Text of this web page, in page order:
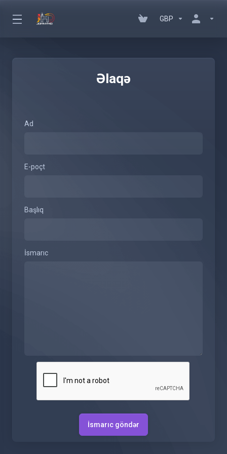
GBP
Əlaqə
Ad
E-poçt
Başlıq
İsmarıc
İsmarıc göndər